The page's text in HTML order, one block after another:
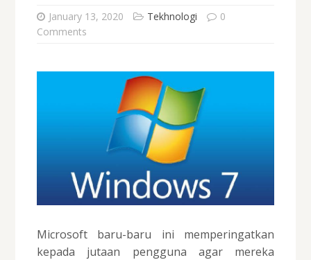
January 13, 2020 Tekhnologi
0
Comments
Microsoft baru-baru ini memperingatkan
kepada jutaan pengguna agar mereka